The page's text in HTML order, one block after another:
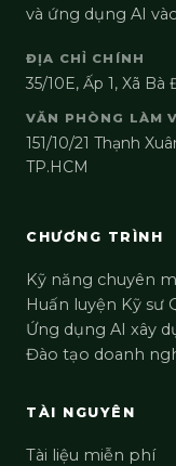
và ứng dụng AI
ĐỊA CHỈ CHÍNH
35/10E, Ấp 1, Xã
VĂN PHÒNG LÀM
151/10/21 Thạnh
TP.HCM
CHƯƠNG TRÌNH
Kỹ năng chuyên
Huấn luyện Kỹ sư
Ứng dụng AI xây
Đào tạo doanh
TÀI NGUYÊN
Tài liệu miễn phí